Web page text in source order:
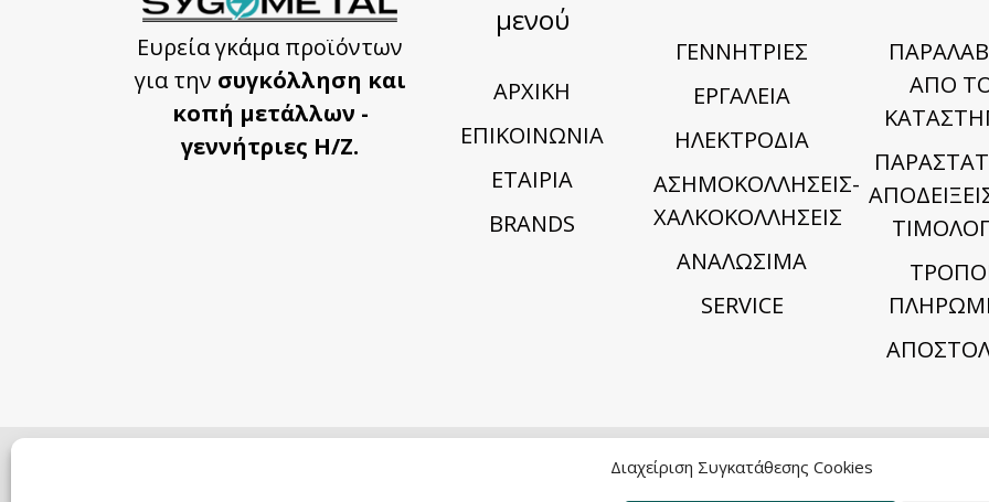
Διαχείριση Συγκατάθεσης Cookies
Ευρεία γκάμα προϊόντων
για την συγκόλληση και
κοπή μετάλλων -
γεννήτριες Η/Ζ.
μενού
ΑΡΧΙΚΗ
ΕΠΙΚΟΙΝΩΝΙΑ
ΕΤΑΙΡΙΑ
BRANDS
ΓΕΝΝΗΤΡΙΕΣ
ΕΡΓΑΛΕΙΑ
ΗΛΕΚΤΡΟΔΙΑ
ΑΣΗΜΟΚΟΛΛΗΣΕΙΣ-
ΧΑΛΚΟΚΟΛΛΗΣΕΙΣ
ΑΝΑΛΩΣΙΜΑ
SERVICE
ΑΠΟ